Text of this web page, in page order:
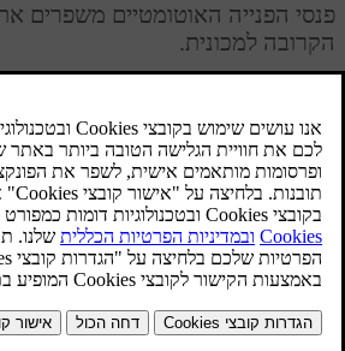
פנסי הפנייה האוטומטיים משפרים
הקרובה למכונית.
במהירויות נמוכות בתנאי תאורה חלשה.
פנסי הפנייה מאירים את האזור הקרוב